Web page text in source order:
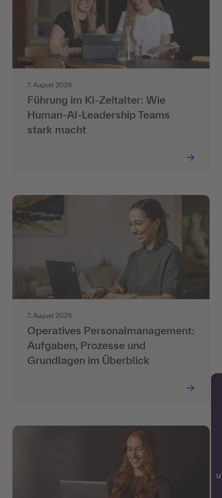
7. August 2026
Führung im KI-Zeitalter: Wie
Human-AI-Leadership Teams
stark macht
7. August 2026
Operatives Personalmanagement:
Aufgaben, Prozesse und
Grundlagen im Überblick